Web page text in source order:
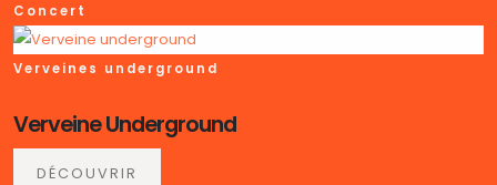
Concert
Verveines underground
Verveine Underground
DÉCOUVRIR